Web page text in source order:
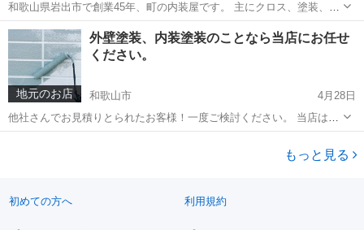
和歌山県岩出市で創業45年、町の内装屋です。 主にクロス、塗装、床
などの内装仕上げ工事から水道、電気まで住宅、店舗のことならリフ
ォームから新築まで幅広く手掛けさせて頂いております。 当店が直接
施行させていただきますので、...
大阪 泉南市 リフォーム
地元のお店
外壁塗装、内装塗装のことなら当店にお任せ
ください。
和歌山市
4月28日
他社さんでお見積りとられたお客様！一度ご検討ください。 当店は、
リフォーム会社とは違い直接施工なのでお安く施工できます。 先ずは
他社さんの見積りと比べていただくだけでも結構ですので、一度ご連
もっと見る
初めての方へ 利用規約